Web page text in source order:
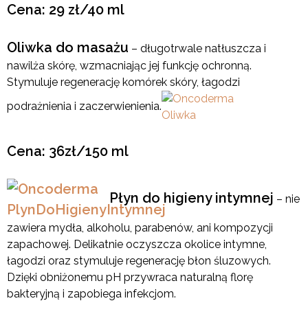
Cena: 29 zł/40 ml
Oliwka do masażu – długotrwale natłuszcza i
nawilża skórę, wzmacniając jej funkcję ochronną.
Stymuluje regenerację komórek skóry, łagodzi
podrażnienia i zaczerwienienia.
Cena: 36zł/150 ml
Płyn do higieny intymnej – nie
zawiera mydła, alkoholu, parabenów, ani kompozycji
zapachowej. Delikatnie oczyszcza okolice intymne,
łagodzi oraz stymuluje regenerację błon śluzowych.
Dzięki obniżonemu pH przywraca naturalną florę
bakteryjną i zapobiega infekcjom.